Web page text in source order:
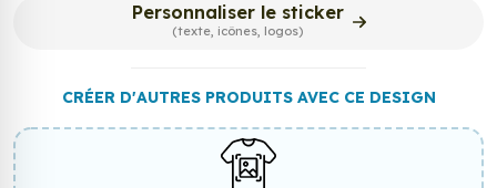
Personnaliser le sticker
(texte, icônes, logos)
CRÉER D'AUTRES PRODUITS AVEC CE DESIGN